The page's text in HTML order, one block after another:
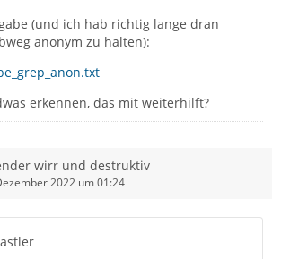
(und ich hab richtig lange dran
anonym zu halten):
erkennen, das mit weiterhilft?
wirr und destruktiv
2022 um 01:24